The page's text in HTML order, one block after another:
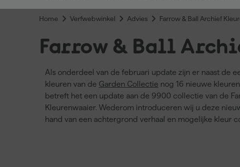
Home Verfwebwinkel Advies Farrow & Ball Archief
Farrow & Ball
Als onderdeel van de februari update zijn er naast de
kleuren van de Garden Collectie nog 16 nieuwe
betreft het een update aan de 9900 collectie van de
Kleurenwaaier. Wederom introduceren wij u deze
hand van een achtergrond verhaal en mogelijke kleur